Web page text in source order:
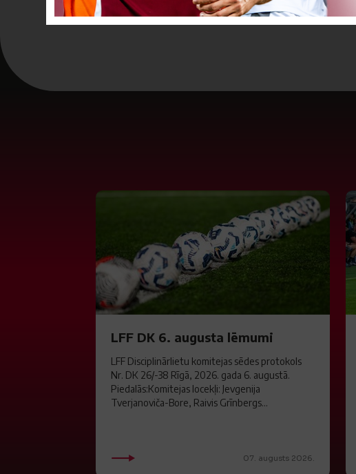
LFF DK 6. augusta lēmumi
LFF Disciplinārlietu komitejas sēdes protokols
Nr. DK 26/-38 Rīgā, 2026. gada 6. augustā.
Piedalās:Komitejas locekļi: Jevgenija
Tverjanoviča-Bore, Raivis Grīnbergs...
07. augusts 2026.